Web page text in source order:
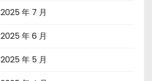
2025 年 7 月
2025 年 6 月
2025 年 5 月